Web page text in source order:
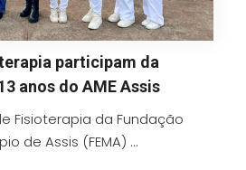
participam da
anos do AME Assis
Fisioterapia da Fundação
de Assis (FEMA) ...